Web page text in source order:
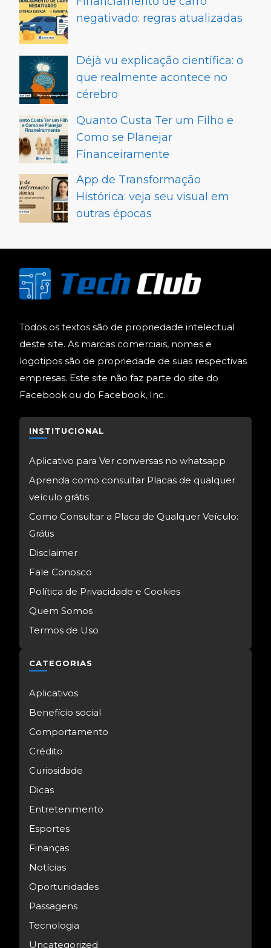
negativado: regras atualizadas
Déjà vu explicação científica: o
que realmente acontece no
cérebro
Quanto Custa Ter um Filho e
Como se Planejar
Financeiramente
App de Transformação
Histórica: veja seu visual em
outras épocas
Todos os textos são de propriedade intelectual
deste site. As marcas comerciais, nomes e
logotipos são de propriedade de suas respectivas
empresas. Este site não faz parte do site do
Facebook ou do Facebook, Inc.
INSTITUCIONAL
Aplicativo para Ver conversas no whatsapp
Aprenda como consultar Placas de qualquer
veículo grátis
Como Consultar a Placa de Qualquer Veículo:
Grátis
Disclaimer
Fale Conosco
Política de Privacidade e Cookies
Quem Somos
Termos de Uso
CATEGORIAS
Aplicativos
Benefício social
Comportamento
Crédito
Curiosidade
Dicas
Entretenimento
Esportes
Finanças
Notícias
Oportunidades
Passagens
Tecnologia
Uncategorized